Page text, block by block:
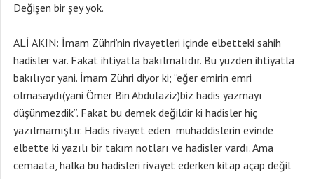
Değişen bir şey yok.
ALİ AKIN: İmam Zühri’nin rivayetleri içinde elbetteki sahih
hadisler var. Fakat ihtiyatla bakılmalıdır. Bu yüzden ihtiyatla
bakılıyor yani. İmam Zühri diyor ki; “eğer emirin emri
olmasaydı(yani Ömer Bin Abdulaziz)biz hadis yazmayı
düşünmezdik”. Fakat bu demek değildir ki hadisler hiç
yazılmamıştır. Hadis rivayet eden muhaddislerin evinde
elbette ki yazılı bir takım notları ve hadisler vardı. Ama
cemaata, halka bu hadisleri rivayet ederken kitap açap değil